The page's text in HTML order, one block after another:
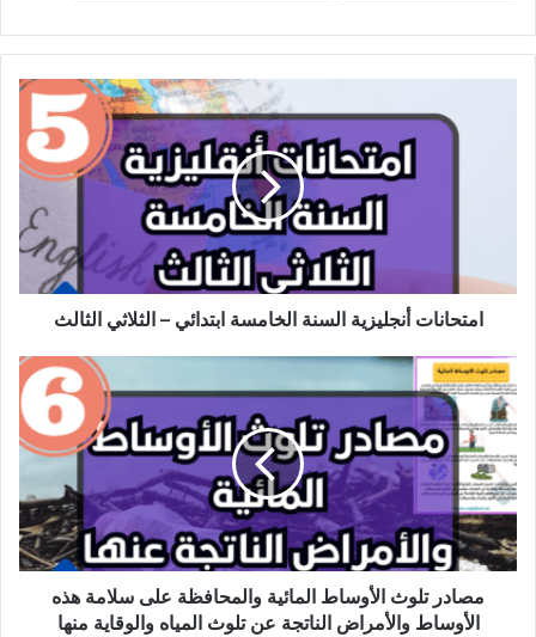
امتحانات أنجليزية السنة الخامسة ابتدائي – الثلاثي الثالث
مصادر
تلوث
الأوساط
المائية
والمحافظة
على
سلامة
هذه
الأوساط
والأمراض
الناتجة
مصادر تلوث الأوساط المائية والمحافظة على سلامة هذه
الأوساط والأمراض الناتجة عن تلوث المياه والوقاية منها